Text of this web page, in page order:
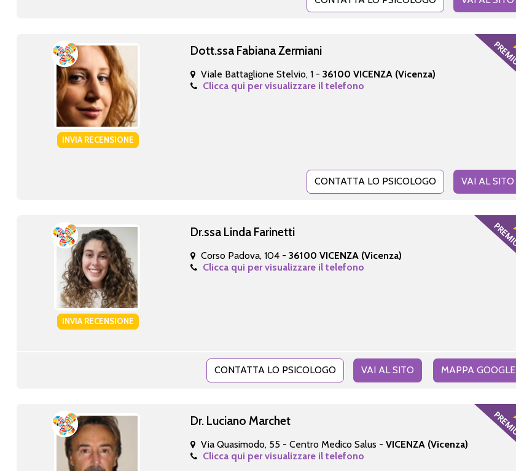
INVIA RECENSIONE
Dott.ssa Fabiana Zermiani
Viale Battaglione Stelvio, 1 -36100 VICENZA (Vicenza)
Clicca qui per visualizzare il telefono
CONTATTA LO PSICOLOGO VAI AL SITO
INVIA RECENSIONE
Dr.ssa Linda Farinetti
Corso Padova, 104 -36100 VICENZA (Vicenza)
Clicca qui per visualizzare il telefono
MAPPA GOOGLE
CONTATTA LO PSICOLOGO VAI AL SITO
Dr. Luciano Marchet
Via Quasimodo, 55 - Centro Medico Salus -VICENZA (Vicenza)
Clicca qui per visualizzare il telefono